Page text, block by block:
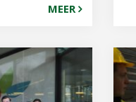
MEER